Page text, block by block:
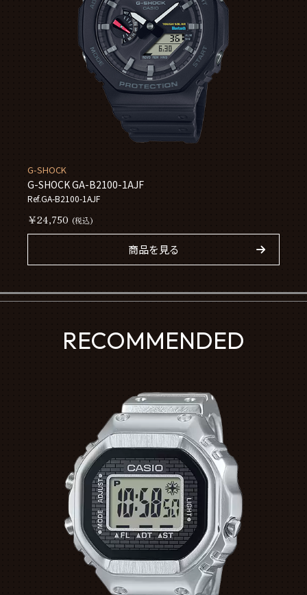
G-SHOCK
G-SHOCK GA-B2100-1AJF
Ref.GA-B2100-1AJF
￥24,750 (税込)
商品を見る
RECOMMENDED